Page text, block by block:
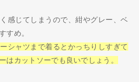
感じてしまうので、紺やグレー、ベ
すめ。
シャツまで着るとかっちりしすぎて
はカットソーでも良いでしょう。